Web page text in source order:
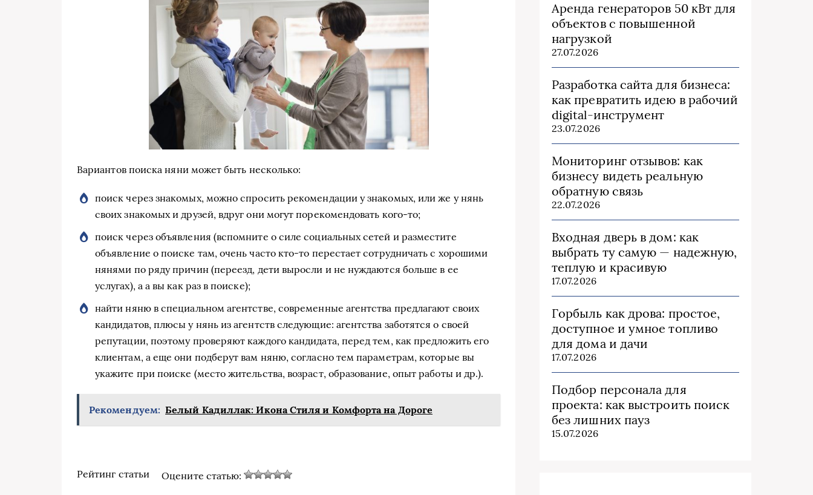
Вариантов поиска няни может быть несколько:
поиск через знакомых, можно спросить рекомендации у знакомых, или же у нянь
своих знакомых и друзей, вдруг они могут порекомендовать кого-то;
поиск через объявления (вспомните о силе социальных сетей и разместите
объявление о поиске там, очень часто кто-то перестает сотрудничать с хорошими
нянями по ряду причин (переезд, дети выросли и не нуждаются больше в ее
услугах), а а вы как раз в поиске);
найти няню в специальном агентстве, современные агентства предлагают своих
кандидатов, плюсы у нянь из агентств следующие: агентства заботятся о своей
репутации, поэтому проверяют каждого кандидата, перед тем, как предложить его
клиентам, а еще они подберут вам няню, согласно тем параметрам, которые вы
укажите при поиске (место жительства, возраст, образование, опыт работы и др.).
Рекомендуем: Белый Кадиллак: Икона Стиля и Комфорта на Дороге
Рейтинг статьи Оцените статью:
Аренда генераторов 50 кВт для
объектов с повышенной
нагрузкой
27.07.2026
Разработка сайта для бизнеса:
как превратить идею в рабочий
digital-инструмент
23.07.2026
Мониторинг отзывов: как
бизнесу видеть реальную
обратную связь
22.07.2026
Входная дверь в дом: как
выбрать ту самую — надежную,
теплую и красивую
17.07.2026
Горбыль как дрова: простое,
доступное и умное топливо
для дома и дачи
17.07.2026
Подбор персонала для
проекта: как выстроить поиск
без лишних пауз
15.07.2026